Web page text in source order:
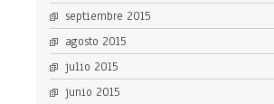
septiembre 2015
agosto 2015
julio 2015
junio 2015